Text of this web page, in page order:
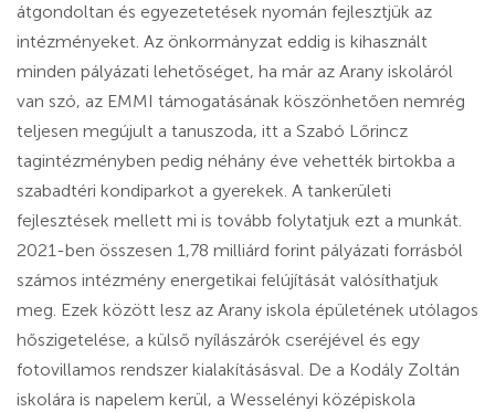
átgondoltan és egyezetetések nyomán fejlesztjük az
intézményeket. Az önkormányzat eddig is kihasznált
minden pályázati lehetőséget, ha már az Arany iskoláról
van szó, az EMMI támogatásának köszönhetően nemrég
teljesen megújult a tanuszoda, itt a Szabó Lőrincz
tagintézményben pedig néhány éve vehették birtokba a
szabadtéri kondiparkot a gyerekek. A tankerületi
fejlesztések mellett mi is tovább folytatjuk ezt a munkát.
2021-ben összesen 1,78 milliárd forint pályázati forrásból
számos intézmény energetikai felújítását valósíthatjuk
meg. Ezek között lesz az Arany iskola épületének utólagos
hőszigetelése, a külső nyílászárók cseréjével és egy
fotovillamos rendszer kialakításásval. De a Kodály Zoltán
iskolára is napelem kerül, a Wesselényi középiskola